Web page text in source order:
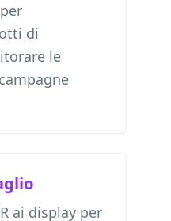
di
le
ai display per